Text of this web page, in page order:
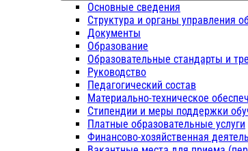
Основные сведения
Структура и органы управления
Документы
Образование
Образовательные стандарты и
Руководство
Педагогический состав
Материально-техническое
Стипендии и меры поддержки
Платные образовательные услуги
Финансово-хозяйственная